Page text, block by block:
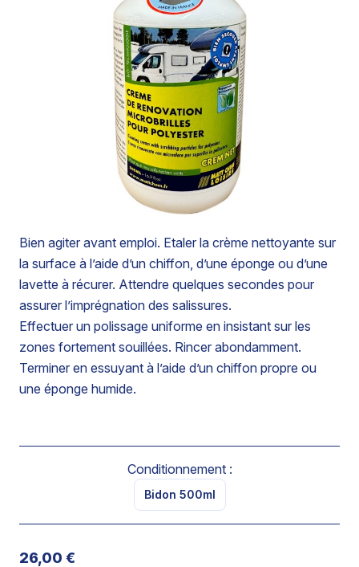
Référence : 061L
CREME DE RENOVATION MICROBRILLES POUR
Elimine rapidement les taches de fuel, de kérosène des
avions, les traces de joints noirs et les marques de
Avive les surfaces sans les rayer, redonne de l’éclat et
Bien agiter avant emploi. Etaler la crème nettoyante sur
la surface à l’aide d’un chiffon, d’une éponge ou d’une
lavette à récurer. Attendre quelques secondes pour
assurer l’imprégnation des salissures.
Effectuer un polissage uniforme en insistant sur les
zones fortement souillées. Rincer abondamment.
Terminer en essuyant à l’aide d’un chiffon propre ou
une éponge humide.
Conditionnement :
Bidon 500ml
26,00 €